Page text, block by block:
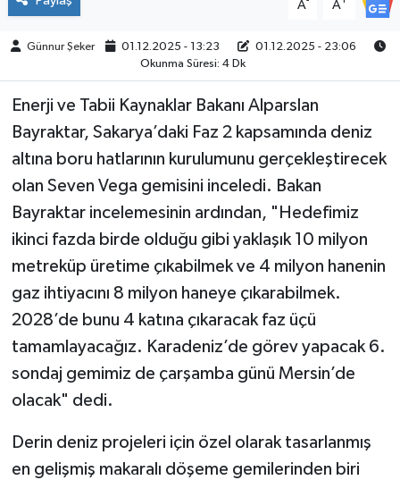
A A
Günnur Şeker 01.12.2025 - 13:23
01.12.2025 - 23:06
Okunma Süresi: 4 Dk
Enerji ve Tabii Kaynaklar Bakanı Alparslan
Bayraktar, Sakarya’daki Faz 2 kapsamında deniz
altına boru hatlarının kurulumunu gerçekleştirecek
olan Seven Vega gemisini inceledi. Bakan
Bayraktar incelemesinin ardından, "Hedefimiz
ikinci fazda birde olduğu gibi yaklaşık 10 milyon
metreküp üretime çıkabilmek ve 4 milyon hanenin
gaz ihtiyacını 8 milyon haneye çıkarabilmek.
2028’de bunu 4 katına çıkaracak faz üçü
tamamlayacağız. Karadeniz’de görev yapacak 6.
sondaj gemimiz de çarşamba günü Mersin’de
olacak" dedi.
Derin deniz projeleri için özel olarak tasarlanmış
en gelişmiş makaralı döşeme gemilerinden biri
VEFAT
BİLİM&TEKNOLOJİ
BÖLGE
TÜRKİYE
DÜNYA